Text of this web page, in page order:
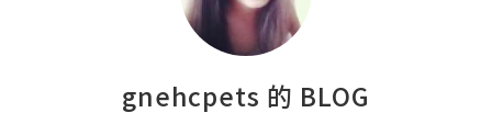
gnehcpets 的 BLOG